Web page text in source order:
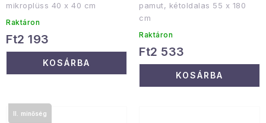
mikroplüss 40 x 40 cm
Raktáron
Ft2 193
KOSÁRBA
pamut, kétoldalas 55 x 180
cm
Raktáron
Ft2 533
KOSÁRBA
II. minőség